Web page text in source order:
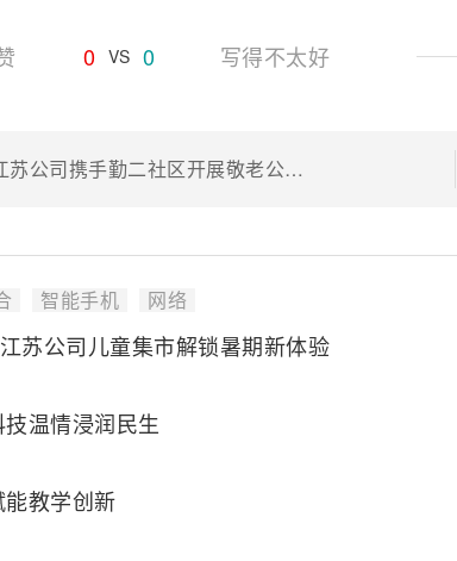
0 VS 0 写得不太好
它守空巢 爱不孤单——中国移动江苏公司携手勤二社区开展敬老公益行动
智能手机 网络
苏公司儿童集市解锁暑期新体验
温情浸润民生
教学创新